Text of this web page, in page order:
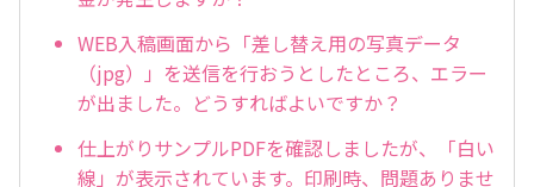
WEB入稿画面から「差し替え用の写真データ
（jpg）」を送信を行おうとしたところ、エラー
が出ました。どうすればよいですか？
仕上がりサンプルPDFを確認しましたが、「白い
線」が表示されています。印刷時、問題ありませ